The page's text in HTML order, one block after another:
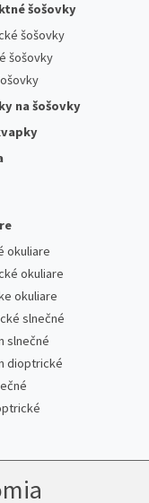
šošovky
šošovky
šošovky
na šošovky
okuliare
okuliare
okuliare
slnečné
slnečné
dioptrické